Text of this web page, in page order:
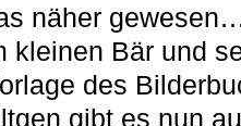
näher
kleinen Bär und
des
gibt es nun